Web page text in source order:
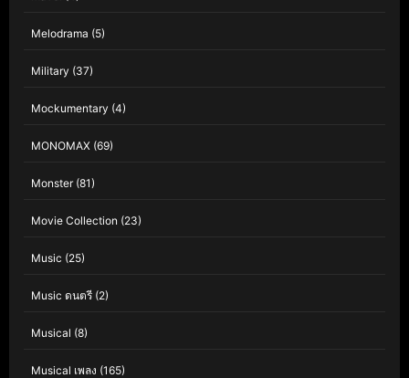
Melodrama (5)
Military (37)
Mockumentary (4)
MONOMAX (69)
Monster(81)
Movie Collection (23)
Music (25)
Music ดนตรี (2)
Musical (8)
Musical เพลง (165)